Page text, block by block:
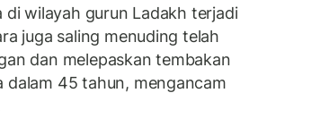
wilayah gurun Ladakh terjadi
juga saling menuding telah
dan melepaskan tembakan
45 tahun, mengancam